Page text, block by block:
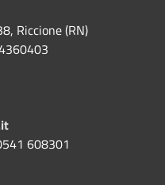
Riccione (RN)
608301